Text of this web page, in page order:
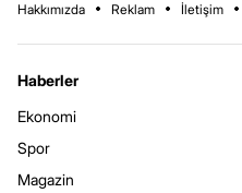
Hakkımızda Reklam İletişim
Haberler
Ekonomi
Spor
Magazin